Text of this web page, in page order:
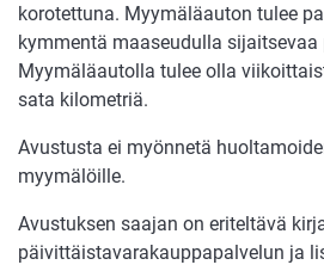
korotettuna. Myymäläauton tulee
kymmentä maaseudulla
Myymäläautolla tulee olla
sata kilometriä.
Avustusta ei myönnetä
myymälöille.
Avustuksen saajan on eriteltävä
päivittäistavarakauppapalvelun ja